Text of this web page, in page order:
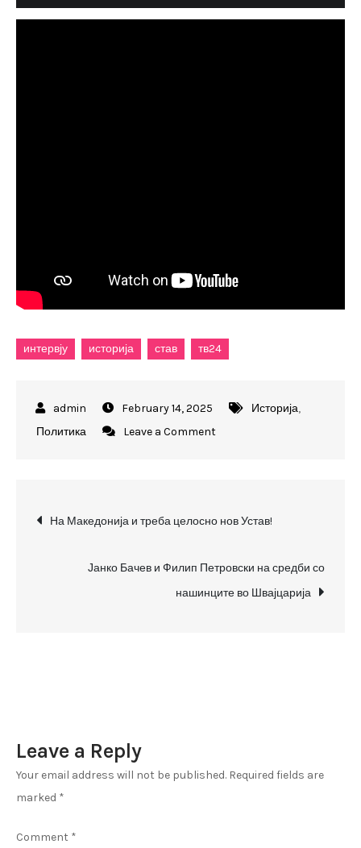
интервју историја став тв24
February 14, 2025 Историја,
Политика
Leave a Comment
во
произведува
корупција
Post
navigation
На Македонија и треба целосно нов Устав!
Јанко Бачев и Филип Петровски на средби со
нашинците во Швајцарија
Leave a Reply
Your email address will not be published. Required fields are
marked *
Comment *